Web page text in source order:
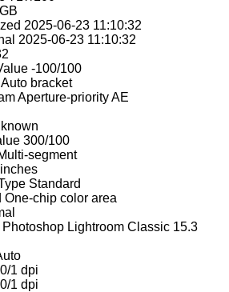
2025-06-23 11:10:32
2025-06-23 11:10:32
-100/100
Auto bracket
Aperture-priority AE
300/100
segment
inches
Standard
One-chip color area
Lightroom Classic 15.3
1 dpi
1 dpi